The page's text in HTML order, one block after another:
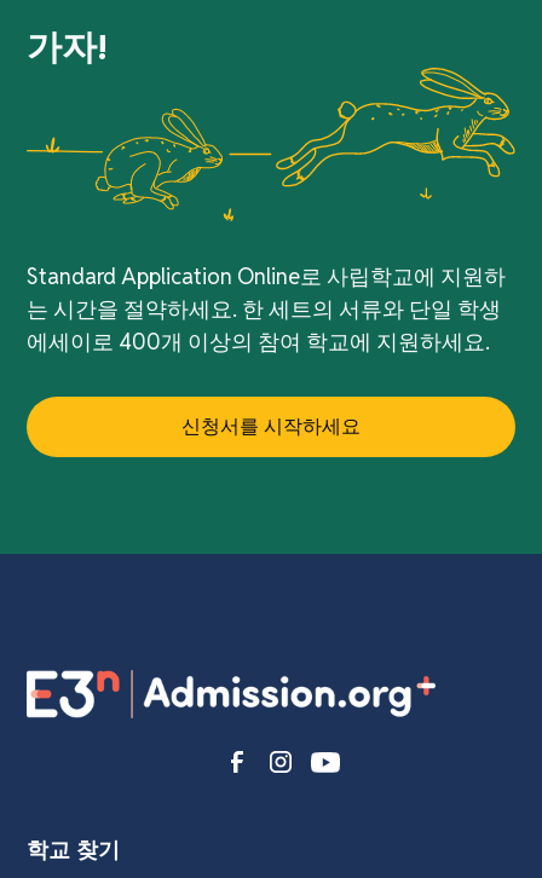
가자!
Standard Application Online로 사립학교에 지원하
는 시간을 절약하세요. 한 세트의 서류와 단일 학생
에세이로 400개 이상의 참여 학교에 지원하세요.
신청서를 시작하세요
학교 찾기